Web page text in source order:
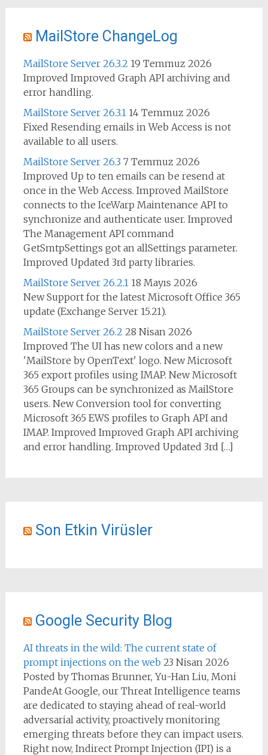
MailStore ChangeLog
MailStore Server 26.3.2 19 Temmuz 2026
Improved Improved Graph API archiving and
error handling.
MailStore Server 26.3.1 14 Temmuz 2026
Fixed Resending emails in Web Access is not
available to all users.
MailStore Server 26.3 7 Temmuz 2026
Improved Up to ten emails can be resend at
once in the Web Access. Improved MailStore
connects to the IceWarp Maintenance API to
synchronize and authenticate user. Improved
The Management API command
GetSmtpSettings got an allSettings parameter.
Improved Updated 3rd party libraries.
MailStore Server 26.2.1 18 Mayıs 2026
New Support for the latest Microsoft Office 365
update (Exchange Server 15.21).
MailStore Server 26.2 28 Nisan 2026
Improved The UI has new colors and a new
'MailStore by OpenText' logo. New Microsoft
365 export profiles using IMAP. New Microsoft
365 Groups can be synchronized as MailStore
users. New Conversion tool for converting
Microsoft 365 EWS profiles to Graph API and
IMAP. Improved Improved Graph API archiving
and error handling. Improved Updated 3rd […]
Son Etkin Virüsler
Google Security Blog
AI threats in the wild: The current state of
prompt injections on the web 23 Nisan 2026
Posted by Thomas Brunner, Yu-Han Liu, Moni
PandeAt Google, our Threat Intelligence teams
are dedicated to staying ahead of real-world
adversarial activity, proactively monitoring
emerging threats before they can impact users.
Right now, Indirect Prompt Injection (IPI) is a